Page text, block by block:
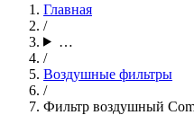
Главная
/
…
/
Воздушные фильтры
/
Фильтр воздушный